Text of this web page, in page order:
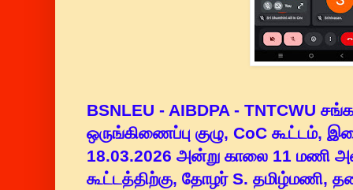
BSNLEU - AIBDPA - TNTCWU
ஒருங்கிணைப்பு குழு, CoC கூட்டம்,
18.03.2026 அன்று காலை 11 மணி
கூட்டத்திற்கு, தோழர் S. தமிழ்மணி,